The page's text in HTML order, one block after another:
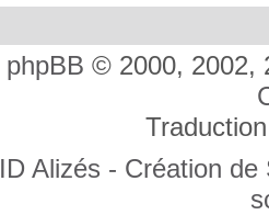
phpBB © 2000, 2002,
ID Alizés - Création